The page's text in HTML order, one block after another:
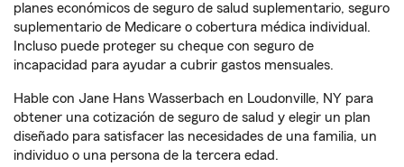
planes económicos de seguro de salud suplementario, seguro
suplementario de Medicare o cobertura médica individual.
Incluso puede proteger su cheque con seguro de
incapacidad para ayudar a cubrir gastos mensuales.
Hable con Jane Hans Wasserbach en Loudonville, NY para
obtener una cotización de seguro de salud y elegir un plan
diseñado para satisfacer las necesidades de una familia, un
individuo o una persona de la tercera edad.